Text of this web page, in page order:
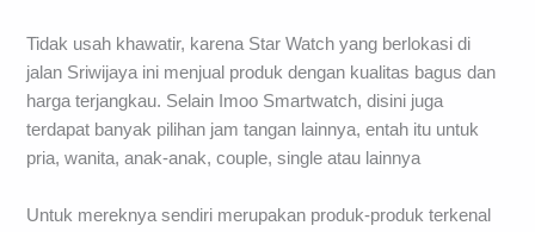
Tidak usah khawatir, karena Star Watch yang berlokasi di
jalan Sriwijaya ini menjual produk dengan kualitas bagus dan
harga terjangkau. Selain Imoo Smartwatch, disini juga
terdapat banyak pilihan jam tangan lainnya, entah itu untuk
pria, wanita, anak-anak, couple, single atau lainnya
Untuk mereknya sendiri merupakan produk-produk terkenal